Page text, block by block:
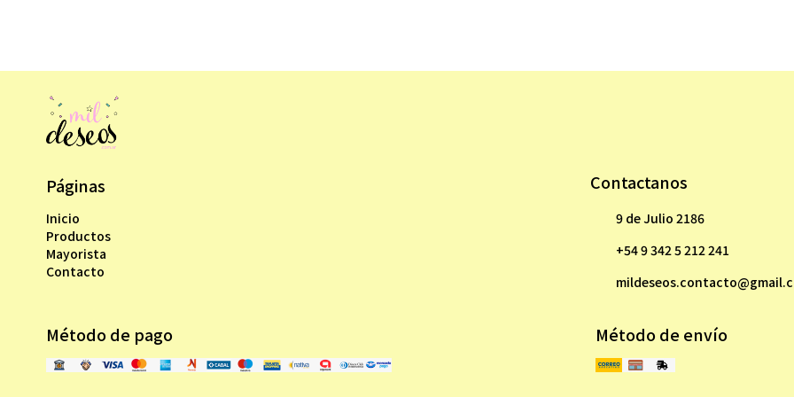
Páginas
Inicio
Productos
Mayorista
Contacto
Contactanos
9 de Julio 2186
+54 9 342 5 212 241
Método de pago Método de envío